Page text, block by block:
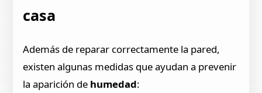
casa
Además de reparar correctamente la pared,
existen algunas medidas que ayudan a prevenir
la aparición de humedad: